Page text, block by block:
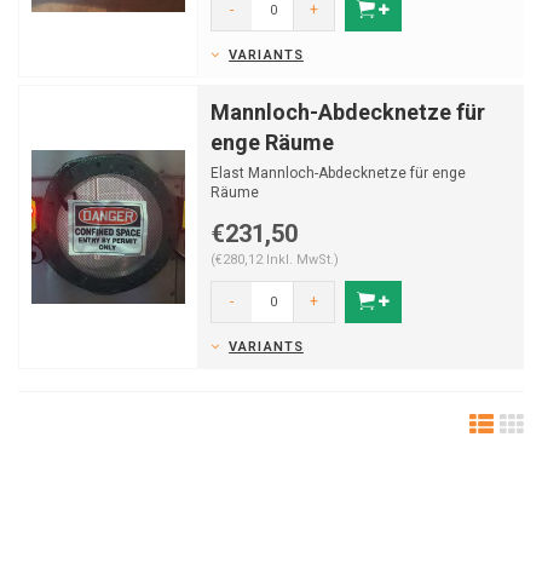
- +
VARIANTS
Mannloch-Abdecknetze für
enge Räume
Elast Mannloch-Abdecknetze für enge
Räume
€231,50
(€280,12 Inkl. MwSt.)
- +
VARIANTS